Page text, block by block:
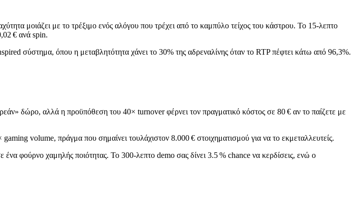
μοιάζει με το τρέξιμο ενός αλόγου που τρέχει από το καμπύλο τείχος του κάστρου. Το 15‑λεπτο
€ ανά spin.
σύστημα, όπου η μεταβλητότητα χάνει το 30% της αδρεναλίνης όταν το RTP πέφτει κάτω από 96,3%.
δώρο, αλλά η προϋπόθεση του 40× turnover φέρνει τον πραγματικό κόστος σε 80 € αν το παίζετε με
volume, πράγμα που σημαίνει τουλάχιστον 8.000 € στοιχηματισμού για να το εκμεταλλευτείς.
φούρνο χαμηλής ποιότητας. Το 300‑λεπτο demo σας δίνει 3.5 % chance να κερδίσεις, ενώ ο